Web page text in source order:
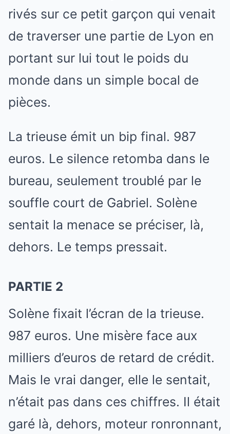
rivés sur ce petit garçon qui venait
de traverser une partie de Lyon en
portant sur lui tout le poids du
monde dans un simple bocal de
pièces.
La trieuse émit un bip final. 987
euros. Le silence retomba dans le
bureau, seulement troublé par le
souffle court de Gabriel. Solène
sentait la menace se préciser, là,
dehors. Le temps pressait.
PARTIE 2
Solène fixait l’écran de la trieuse.
987 euros. Une misère face aux
milliers d’euros de retard de crédit.
Mais le vrai danger, elle le sentait,
n’était pas dans ces chiffres. Il était
garé là, dehors, moteur ronronnant,